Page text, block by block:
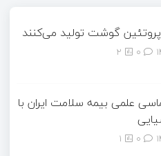
گوشت تولید می‌کنند
2
علمی بیمه سلامت ایران با
1